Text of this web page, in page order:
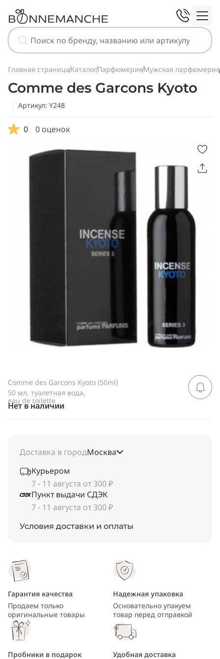
Главная страницаКаталогПарфюмерияМужская парфюмерия
Comme des Garcons Kyoto
Артикул: Y248
0 0 оценок
Скопировать
ссылку
Viber
Одноклассники
Comme des Garcons Kyoto (50ml)
50 мл, туалетная вода,
eau de toilette
Нет в наличии
Сообщить
Доставка в городМосква
Курьером
7 - 11 августа от 300 ₽
Пункт выдачи СДЭК
7 - 11 августа от 300 ₽
Условия доставки и оплаты
Гарантия качества
Продаем только
оригинальные товары
Надежная упаковка
Основательно упакуем
товар перед отправкой
Пробники в подарок
Удобная доставка